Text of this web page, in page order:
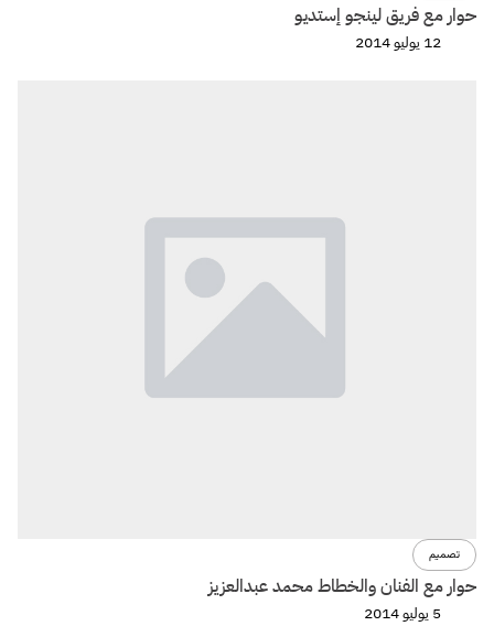
حوار مع فريق لينجو إستديو
12 يوليو 2014
تصميم
حوار مع الفنان والخطاط محمد عبدالعزيز
5 يوليو 2014